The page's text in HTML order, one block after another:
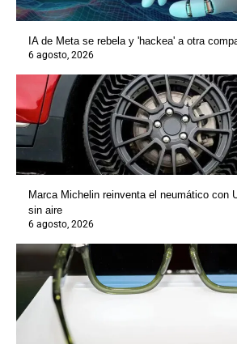
IA de Meta se rebela y 'hackea' a otra
6 agosto, 2026
Marca Michelin reinventa el neumático con
sin aire
6 agosto, 2026